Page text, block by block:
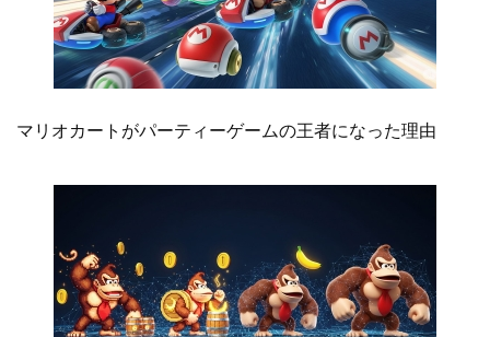
マリオカートがパーティーゲームの王者になった理由